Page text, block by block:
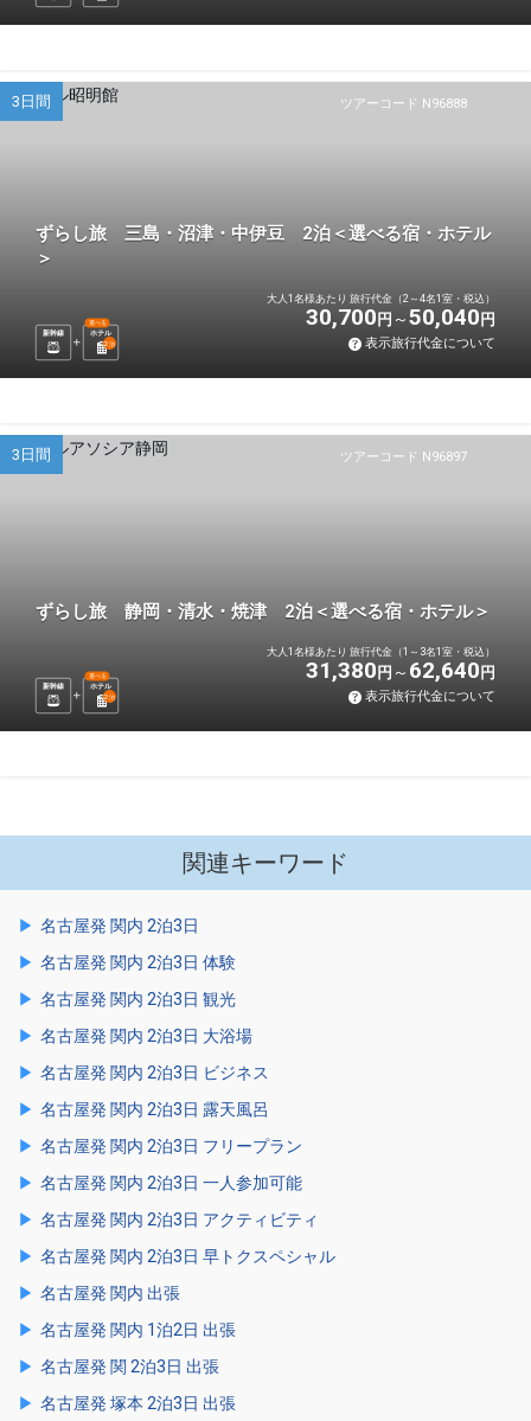
ツアーコード N96888
3日間
ずらし旅 三島・沼津・中伊豆 2泊＜選べる宿・ホテル
＞
新幹線 ホテル
選べる
2泊
大人1名様あたり 旅行代金（2～4名1室・税込）
30,700 円 50,040 円
表示旅行代金について
ツアーコード N96897
3日間
ずらし旅 静岡・清水・焼津 2泊＜選べる宿・ホテル＞
新幹線 ホテル
選べる
2泊
大人1名様あたり 旅行代金（1～3名1室・税込）
31,380 円 62,640 円
表示旅行代金について
関連キーワード
名古屋発 関内 2泊3日
名古屋発 関内 2泊3日 体験
名古屋発 関内 2泊3日 観光
名古屋発 関内 2泊3日 大浴場
名古屋発 関内 2泊3日 ビジネス
名古屋発 関内 2泊3日 露天風呂
名古屋発 関内 2泊3日 フリープラン
名古屋発 関内 2泊3日 一人参加可能
名古屋発 関内 2泊3日 アクティビティ
名古屋発 関内 2泊3日 早トクスペシャル
名古屋発 関内 出張
名古屋発 関内 1泊2日 出張
名古屋発 関 2泊3日 出張
名古屋発 塚本 2泊3日 出張